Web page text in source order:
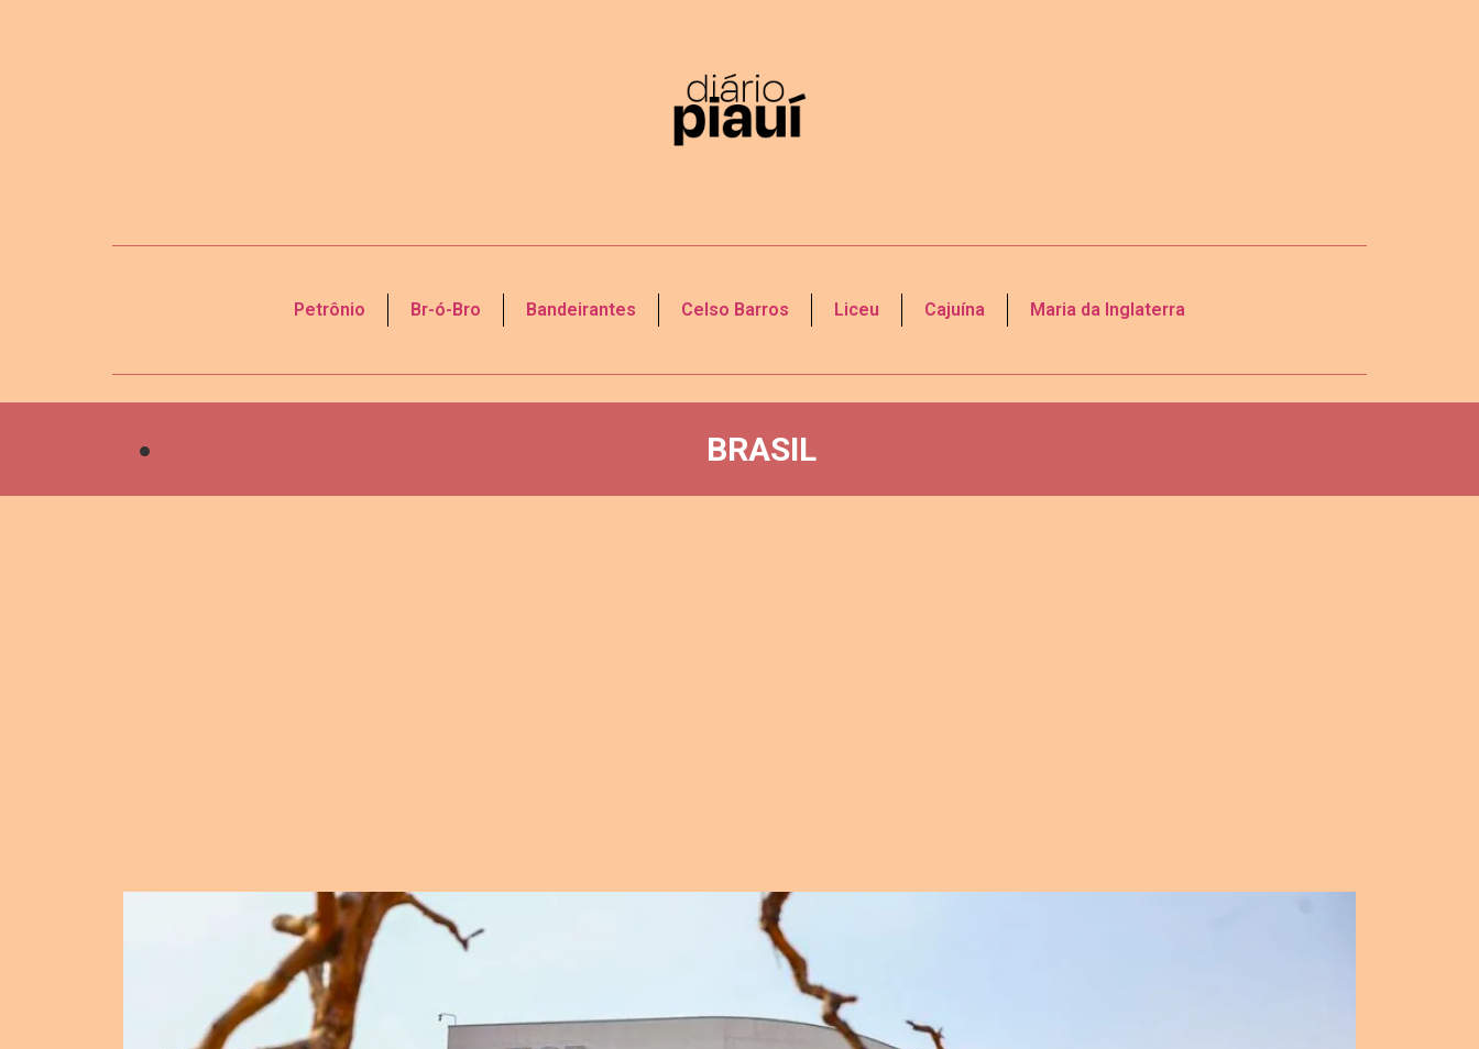
Petrônio Br-ó-Bro Bandeirantes Celso Barros Liceu Cajuína Maria da Inglaterra
BRASIL